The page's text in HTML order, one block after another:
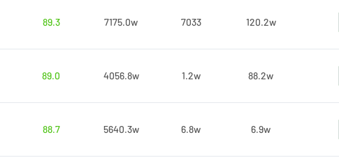
89.3
7175.0w 7033 120.2w
89.0
4056.8w 1.2w 88.2w
88.7
5640.3w 6.8w 6.9w